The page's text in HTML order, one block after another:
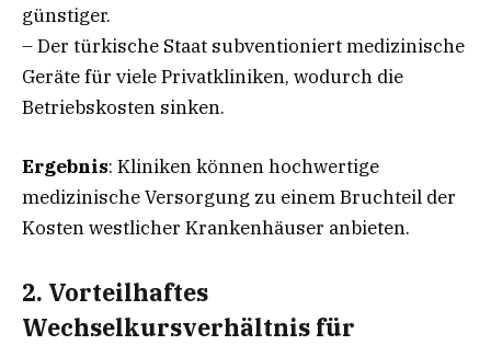
günstiger.
– Der türkische Staat subventioniert medizinische
Geräte für viele Privatkliniken, wodurch die
Betriebskosten sinken.
Ergebnis: Kliniken können hochwertige
medizinische Versorgung zu einem Bruchteil der
Kosten westlicher Krankenhäuser anbieten.
2. Vorteilhaftes
Wechselkursverhältnis für